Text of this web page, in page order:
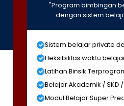
"Program bimbingan
dengan sistem
Sistem belajar private
Fleksibilitas waktu
Latihan Binsik
Belajar Akademik / SKD
Modul Belajar Super